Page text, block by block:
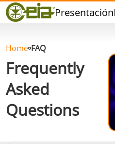
Presentación
Calidad
Distribuidores
Blog
FAQ
Home FAQ
Frequently
Asked
Questions